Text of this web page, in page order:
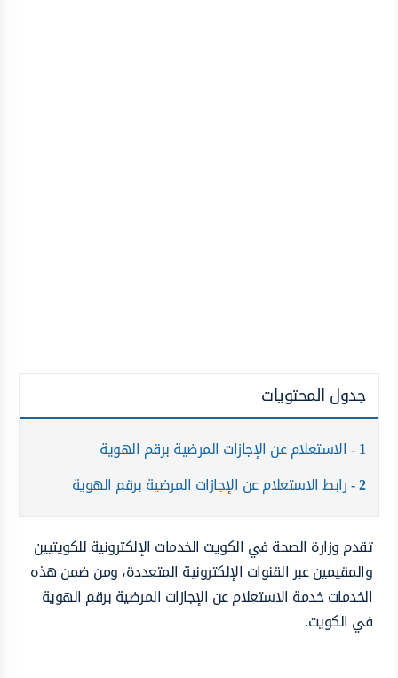
جدول المحتويات
1 الاستعلام عن الإجازات المرضية برقم الهوية
2 رابط الاستعلام عن الإجازات المرضية برقم الهوية
تقدم وزارة الصحة في الكويت الخدمات الإلكترونية للكويتيين
والمقيمين عبر القنوات الإلكترونية المتعددة، ومن ضمن هذه
الخدمات خدمة الاستعلام عن الإجازات المرضية برقم الهوية
في الكويت.